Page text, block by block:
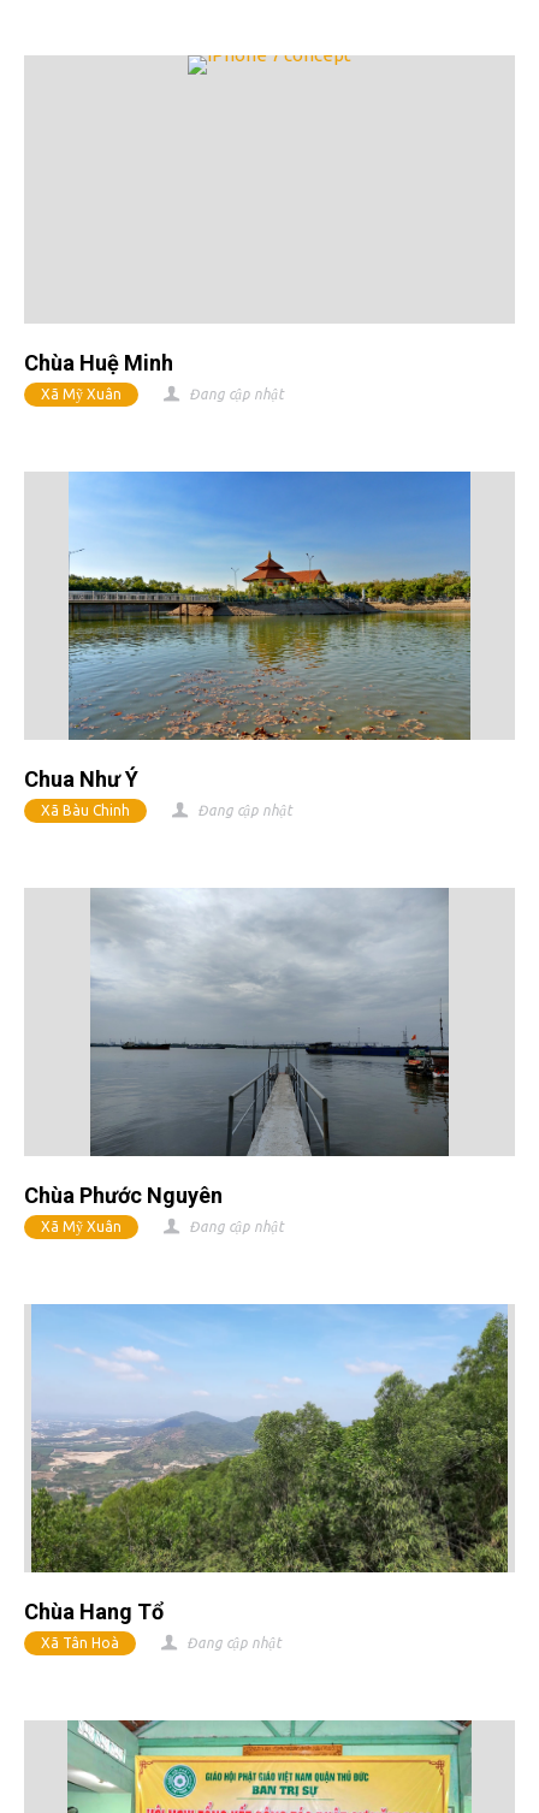
Chùa Huệ Minh
Xã Mỹ Xuân Đang cập nhật
Chua Như Ý
Xã Bàu Chinh Đang cập nhật
Chùa Phước Nguyên
Xã Mỹ Xuân Đang cập nhật
Chùa Hang Tổ
Xã Tân Hoà Đang cập nhật